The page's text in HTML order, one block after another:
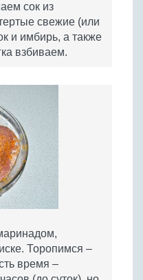
сок из
свежие (или
и имбирь, а также
взбиваем.
Торопимся –
время –